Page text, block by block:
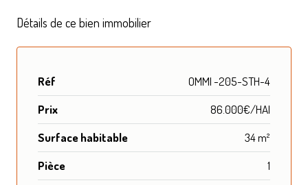
Détails de ce bien immobilier
Réf
OMMI -205-STH-4
Prix
86.000€/HAI
Surface habitable
34 m²
Pièce
1